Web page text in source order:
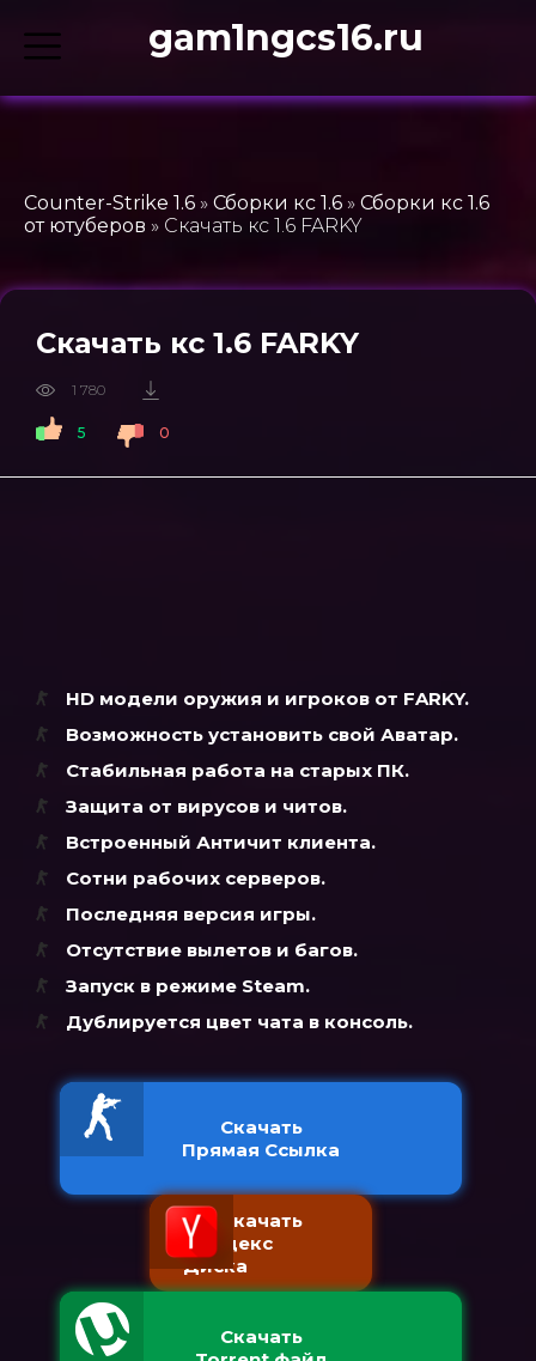
gam1ngcs16.ru
Counter-Strike 1.6 » Сборки кс 1.6 » Сборки кс 1.6
от ютуберов » Скачать кс 1.6 FARKY
Скачать кс 1.6 FARKY
1 780
5 0
HD модели оружия и игроков от FARKY.
Возможность установить свой Аватар.
Стабильная работа на старых ПК.
Защита от вирусов и читов.
Встроенный Античит клиента.
Сотни рабочих серверов.
Последняя версия игры.
Отсутствие вылетов и багов.
Запуск в режиме Steam.
Дублируется цвет чата в консоль.
Скачать
Прямая Ссылка
Скачать
с Яндекс
Диска
Скачать